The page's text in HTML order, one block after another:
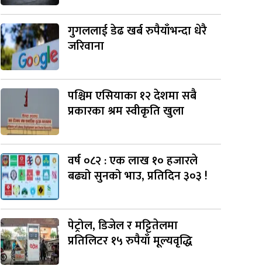
गुगललाई डेढ खर्ब रुपैयाँभन्दा धेरै
जरिवाना
पश्चिम एसियाका १२ देशमा सबै
प्रकारका श्रम स्वीकृति खुला
वर्ष ०८२ : एक लाख १० हजारले
बढ्यो सुनको भाउ, प्रतिदिन ३०३ !
पेट्रोल, डिजेल र मट्टितेलमा
प्रतिलिटर १५ रुपैयाँ मूल्यवृद्धि